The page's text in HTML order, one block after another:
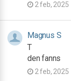
2 feb, 2025
Magnus S
T
den fanns
2 feb, 2025